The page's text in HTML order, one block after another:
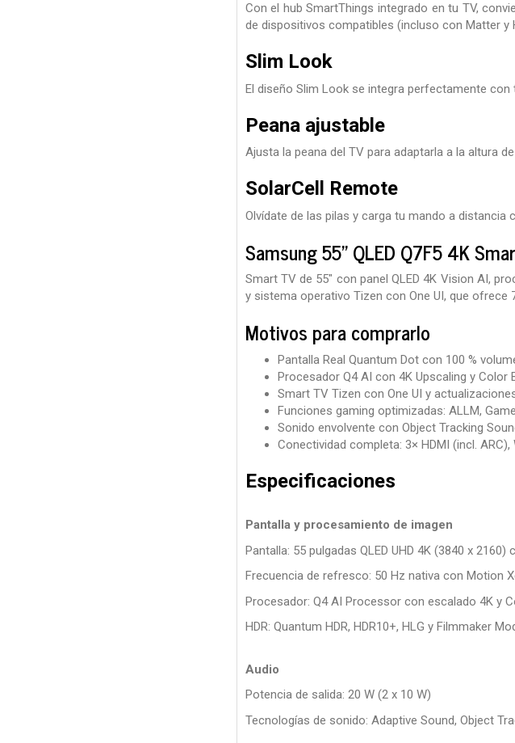
Con el hub SmartThings integrado en tu TV,
de dispositivos compatibles (incluso con Matter y
Slim Look
El diseño Slim Look se integra perfectamente con
Peana ajustable
Ajusta la peana del TV para adaptarla a la altura
SolarCell Remote
Olvídate de las pilas y carga tu mando a distancia
Samsung 55" QLED Q7F5 4K
Smart TV de 55" con panel QLED 4K Vision AI,
y sistema operativo Tizen con One UI, que
Motivos para comprarlo
Pantalla Real Quantum Dot con 100 %
Procesador Q4 AI con 4K Upscaling y
Smart TV Tizen con One UI y
Funciones gaming optimizadas: ALLM,
Sonido envolvente con Object Tracking
Conectividad completa: 3× HDMI (incl.
Especificaciones
Pantalla y procesamiento de imagen
Pantalla: 55 pulgadas QLED UHD 4K (3840 x
Frecuencia de refresco: 50 Hz nativa con Motion
Procesador: Q4 AI Processor con escalado 4K y
HDR: Quantum HDR, HDR10+, HLG y Filmmaker
Audio
Potencia de salida: 20 W (2 x 10 W)
Tecnologías de sonido: Adaptive Sound, Object